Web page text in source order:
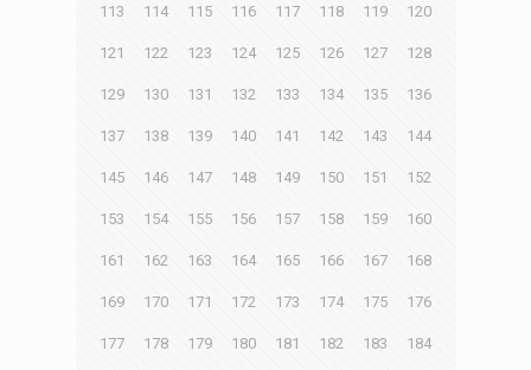
113 114 115 116 117 118 119 120
121 122 123 124 125 126 127 128
129 130 131 132 133 134 135 136
137 138 139 140 141 142 143 144
145 146 147 148 149 150 151 152
153 154 155 156 157 158 159 160
161 162 163 164 165 166 167 168
169 170 171 172 173 174 175 176
177 178 179 180 181 182 183 184